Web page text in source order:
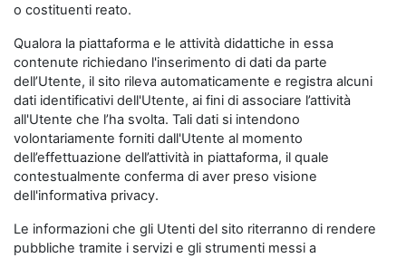
o costituenti reato.
Qualora la piattaforma e le attività didattiche in essa
contenute richiedano l'inserimento di dati da parte
dell’Utente, il sito rileva automaticamente e registra alcuni
dati identificativi dell'Utente, ai fini di associare l’attività
all'Utente che l’ha svolta. Tali dati si intendono
volontariamente forniti dall'Utente al momento
dell’effettuazione dell’attività in piattaforma, il quale
contestualmente conferma di aver preso visione
dell'informativa privacy.
Le informazioni che gli Utenti del sito riterranno di rendere
pubbliche tramite i servizi e gli strumenti messi a